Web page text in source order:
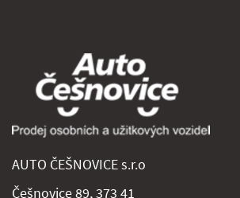
AUTO ČEŠNOVICE s.r.o
Češnovice 89, 373 41